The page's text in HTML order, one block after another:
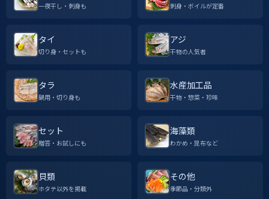
一夜干し・刺身も 刺身・ボイルが定番
タイ
切り身・セットも
アジ
干物の人気者
タラ
鍋用・切り身も
水産加工品
干物・惣菜・珍味
セット
贈答・お試しにも
海藻類
わかめ・昆布など
貝類
ホタテ以外を掲載
その他
季節品・分類外